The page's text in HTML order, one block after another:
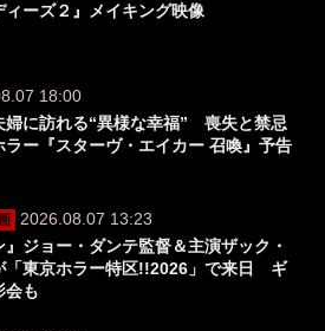
ィーズ２』メイキング映像
18:00
婦に訪れる“異様な幸福” 喪失と禁忌
ラー『スターヴ・エイカー 召喚』予告
2026.08.07 13:23
』ジョー・ダンテ監督＆主演ザック・
「東京ホラー特区!!2026」で来日 ギ
会も